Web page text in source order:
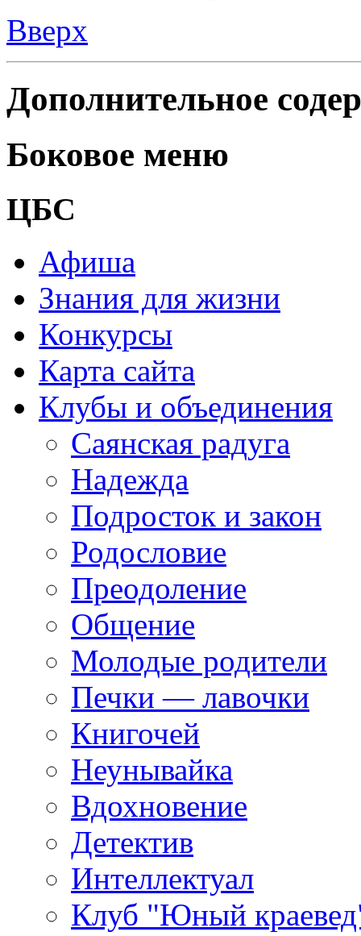
Вверх
Дополнительное
Боковое меню
ЦБС
Афиша
Знания для жизни
Конкурсы
Карта сайта
Клубы и объединения
Саянская радуга
Надежда
Подросток и закон
Родословие
Преодоление
Общение
Молодые родители
Печки — лавочки
Книгочей
Неунывайка
Вдохновение
Детектив
Интеллектуал
Клуб "Юный